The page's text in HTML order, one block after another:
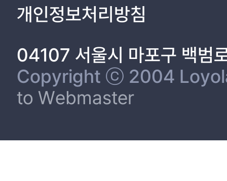
개인정보처리방침
04107 서울시 마포구 백범
Copyright ⓒ 2004
to Webmaster